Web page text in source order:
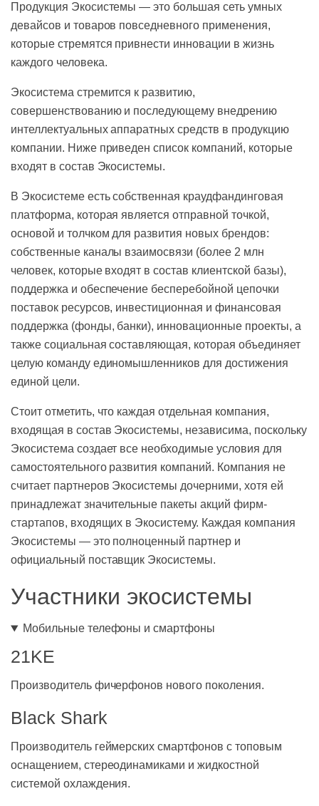
Продукция Экосистемы — это большая сеть умных
девайсов и товаров повседневного применения,
которые стремятся привнести инновации в жизнь
каждого человека.
Экосистема стремится к развитию,
совершенствованию и последующему внедрению
интеллектуальных аппаратных средств в продукцию
компании. Ниже приведен список компаний, которые
входят в состав Экосистемы.
В Экосистеме есть собственная краудфандинговая
платформа, которая является отправной точкой,
основой и толчком для развития новых брендов:
собственные каналы взаимосвязи (более 2 млн
человек, которые входят в состав клиентской базы),
поддержка и обеспечение бесперебойной цепочки
поставок ресурсов, инвестиционная и финансовая
поддержка (фонды, банки), инновационные проекты, а
также социальная составляющая, которая объединяет
целую команду единомышленников для достижения
единой цели.
Стоит отметить, что каждая отдельная компания,
входящая в состав Экосистемы, независима, поскольку
Экосистема создает все необходимые условия для
самостоятельного развития компаний. Компания не
считает партнеров Экосистемы дочерними, хотя ей
принадлежат значительные пакеты акций фирм-
стартапов, входящих в Экосистему. Каждая компания
Экосистемы — это полноценный партнер и
официальный поставщик Экосистемы.
Участники экосистемы
Мобильные телефоны и смартфоны
21KE
Производитель фичерфонов нового поколения.
Black Shark
Производитель геймерских смартфонов с топовым
оснащением, стереодинамиками и жидкостной
системой охлаждения.